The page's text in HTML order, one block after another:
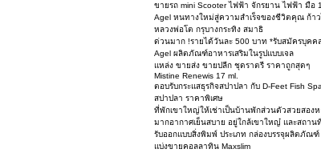
ขายรถ mini Scooter ไฟฟ้า จักรยาน ไฟฟ้า มือ
Agel หนทางใหม่สู่ความสำเร็จของชีวิตคุณ ก้าว
หลวงพ่อโต กรุบางกระทิง สมาธิ
ด่วนมาก !รายได้วันละ 500 บาท *รับสมัครบุค
Agel ผลิตภัณฑ์อาหารเสริมในรูปแบบเจล
แหล่ง ขายส่ง ขายปลีก ชุดราตรี ราคาถูกสุดๆ
Mistine Renewis 17 ml.
ตอบรับกระแสธุรกิจสปาปลา กับ D-Feet Fish
สปาปลา ราคาพิเศษ
ที่พักเขาใหญ่ให้เช่าเป็นบ้านพักส่วนตัวสวยสอ
มากอากาศเย็นสบาย อยู่ใกล้เขาใหญ๋ และสถาน
รับออกแบบสิ่งพิมพ์ ประเภท กล่องบรรจุผลิตภัณ
แบ่งขายคอลลาทิน Maxslim